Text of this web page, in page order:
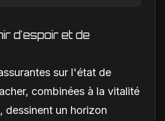
d'espoir et de
sur l'état de
combinées à la vitalité
dessinent un horizon